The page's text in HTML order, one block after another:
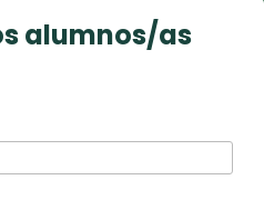
alumnos/as